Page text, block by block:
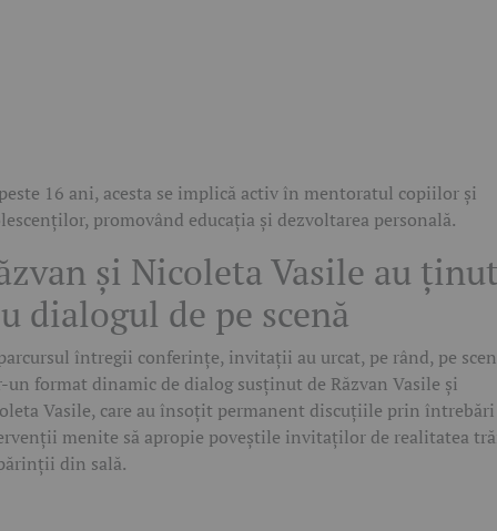
16 ani, acesta se implică activ în mentoratul copiilor și
promovând educația și dezvoltarea personală.
și Nicoleta Vasile au
dialogul de pe scenă
întregii conferințe, invitații au urcat, pe rând, pe
un format dinamic de dialog susținut de Răzvan Vasile și
Vasile, care au însoțit permanent discuțiile prin
menite să apropie poveștile invitaților de realitatea
din sală.